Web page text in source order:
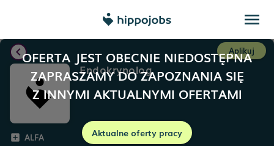
menu
OFERTA JEST OBECNIE NIEDOSTĘPNA
ZAPRASZAMY DO ZAPOZNANIA SIĘ
Z INNYMI AKTUALNYMI OFERTAMI
Aktualne oferty pracy
chevron_left Aplikuj
Endokrynolog
add_box ALFA